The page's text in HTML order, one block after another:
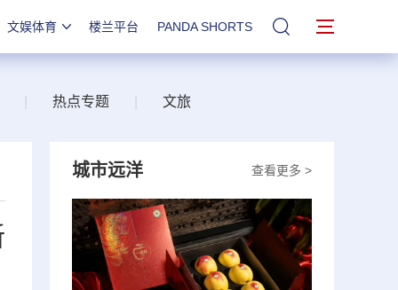
文娱体育 楼兰平台 PANDA SHORTS 站内搜索
热点专题 文旅
查看更多 >
城市远洋